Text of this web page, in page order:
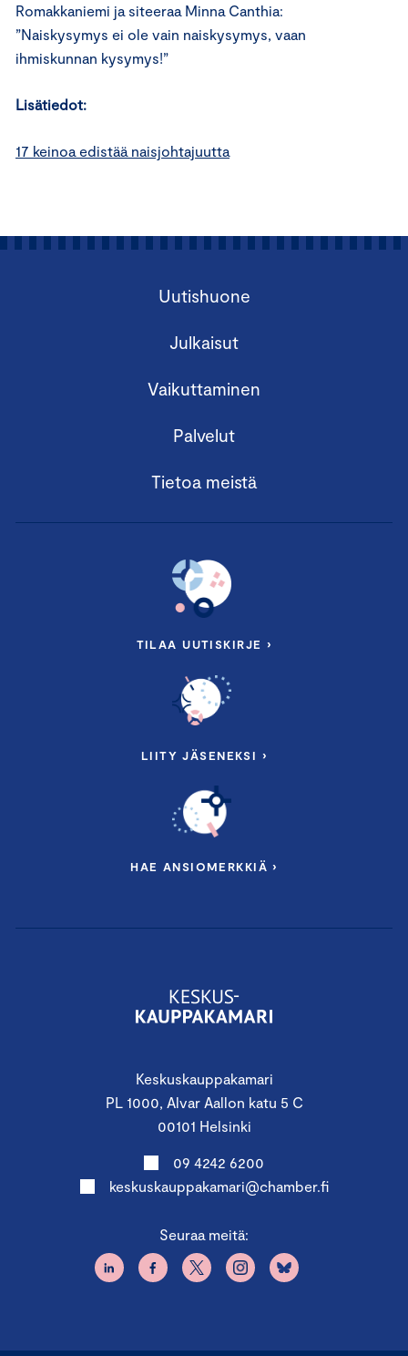
Romakkaniemi ja siteeraa Minna Canthia:
”Naiskysymys ei ole vain naiskysymys, vaan
ihmiskunnan kysymys!”
Lisätiedot:
17 keinoa edistää naisjohtajuutta
Keskuskauppakamari
PL 1000, Alvar Aallon katu 5 C
00101 Helsinki
09 4242 6200
keskuskauppakamari@chamber.fi
Seuraa meitä:
Uutishuone
Julkaisut
Vaikuttaminen
Palvelut
Tietoa meistä
TILAA UUTISKIRJE ›
LIITY JÄSENEKSI ›
HAE ANSIOMERKKIÄ ›